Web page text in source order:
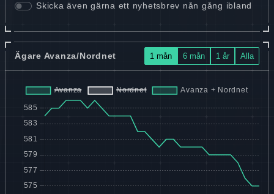
Skicka även gärna ett nyhetsbrev nån gång ibland
Ägare Avanza/Nordnet 1 mån 6 mån 1 år Alla